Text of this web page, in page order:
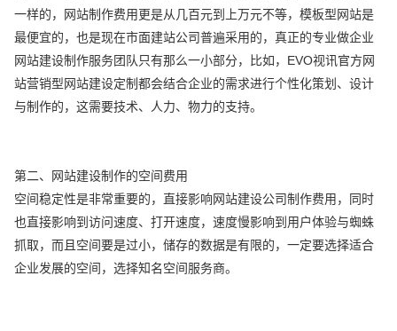
一样的，网站制作费用更是从几百元到上万元不等，模板型网站是
最便宜的，也是现在市面建站公司普遍采用的，真正的专业做企业
网站建设制作服务团队只有那么一小部分，比如，EVO视讯官方网
站营销型网站建设定制都会结合企业的需求进行个性化策划、设计
与制作的，这需要技术、人力、物力的支持。
第二、网站建设制作的空间费用
空间稳定性是非常重要的，直接影响网站建设公司制作费用，同时
也直接影响到访问速度、打开速度，速度慢影响到用户体验与蜘蛛
抓取，而且空间要是过小，储存的数据是有限的，一定要选择适合
企业发展的空间，选择知名空间服务商。